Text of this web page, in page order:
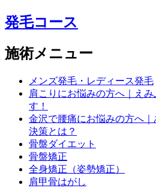
発毛コース
施術メニュー
メンズ発毛・レディース発毛
肩こりにお悩みの方へ｜え
す！
金沢で腰痛にお悩みの方へ
決策とは？
骨盤ダイエット
骨盤矯正
全身矯正（姿勢矯正）
肩甲骨はがし